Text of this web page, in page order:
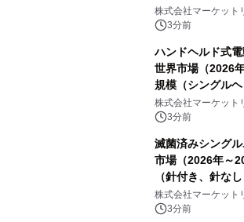
テム、携帯型料金
析レポートを発表
株式会社マーケット
3分前
ハンドヘルド式
世界市場（2026
規模（シングル
ド）・分析レポ
株式会社マーケット
3分前
滅菌済みシング
市場（2026年～
（針付き、針な
発表
株式会社マーケット
3分前